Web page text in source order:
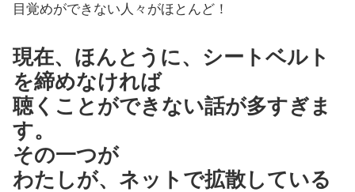
目覚めができない人々がほとんど！
現在、ほんとうに、シートベルト
を締めなければ
聴くことができない話が多すぎま
す。
その一つが
わたしが、ネットで拡散している